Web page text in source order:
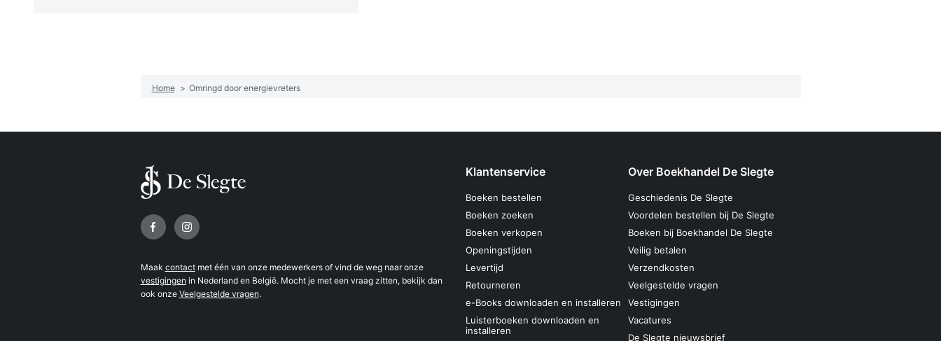
Home > Omringd door energievreters
Volg ons op
Maak contactmet één van onze medewerkers of vind de weg naar onze
vestigingen in Nederland en België. Mocht je met een vraag zitten, bekijk dan
ook onze Veelgestelde vragen.
Klantenservice
Boeken bestellen
Boeken zoeken
Boeken verkopen
Openingstijden
Levertijd
Retourneren
e-Books downloaden en installeren
Luisterboeken downloaden en
installeren
Over Boekhandel De Slegte
Geschiedenis De Slegte
Voordelen bestellen bij De Slegte
Boeken bij Boekhandel De Slegte
Veilig betalen
Verzendkosten
Veelgestelde vragen
Vestigingen
Vacatures
De Slegte nieuwsbrief